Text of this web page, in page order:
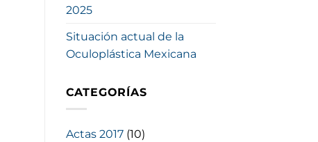
2025
Situación actual de la
Oculoplástica Mexicana
CATEGORÍAS
Actas 2017(10)